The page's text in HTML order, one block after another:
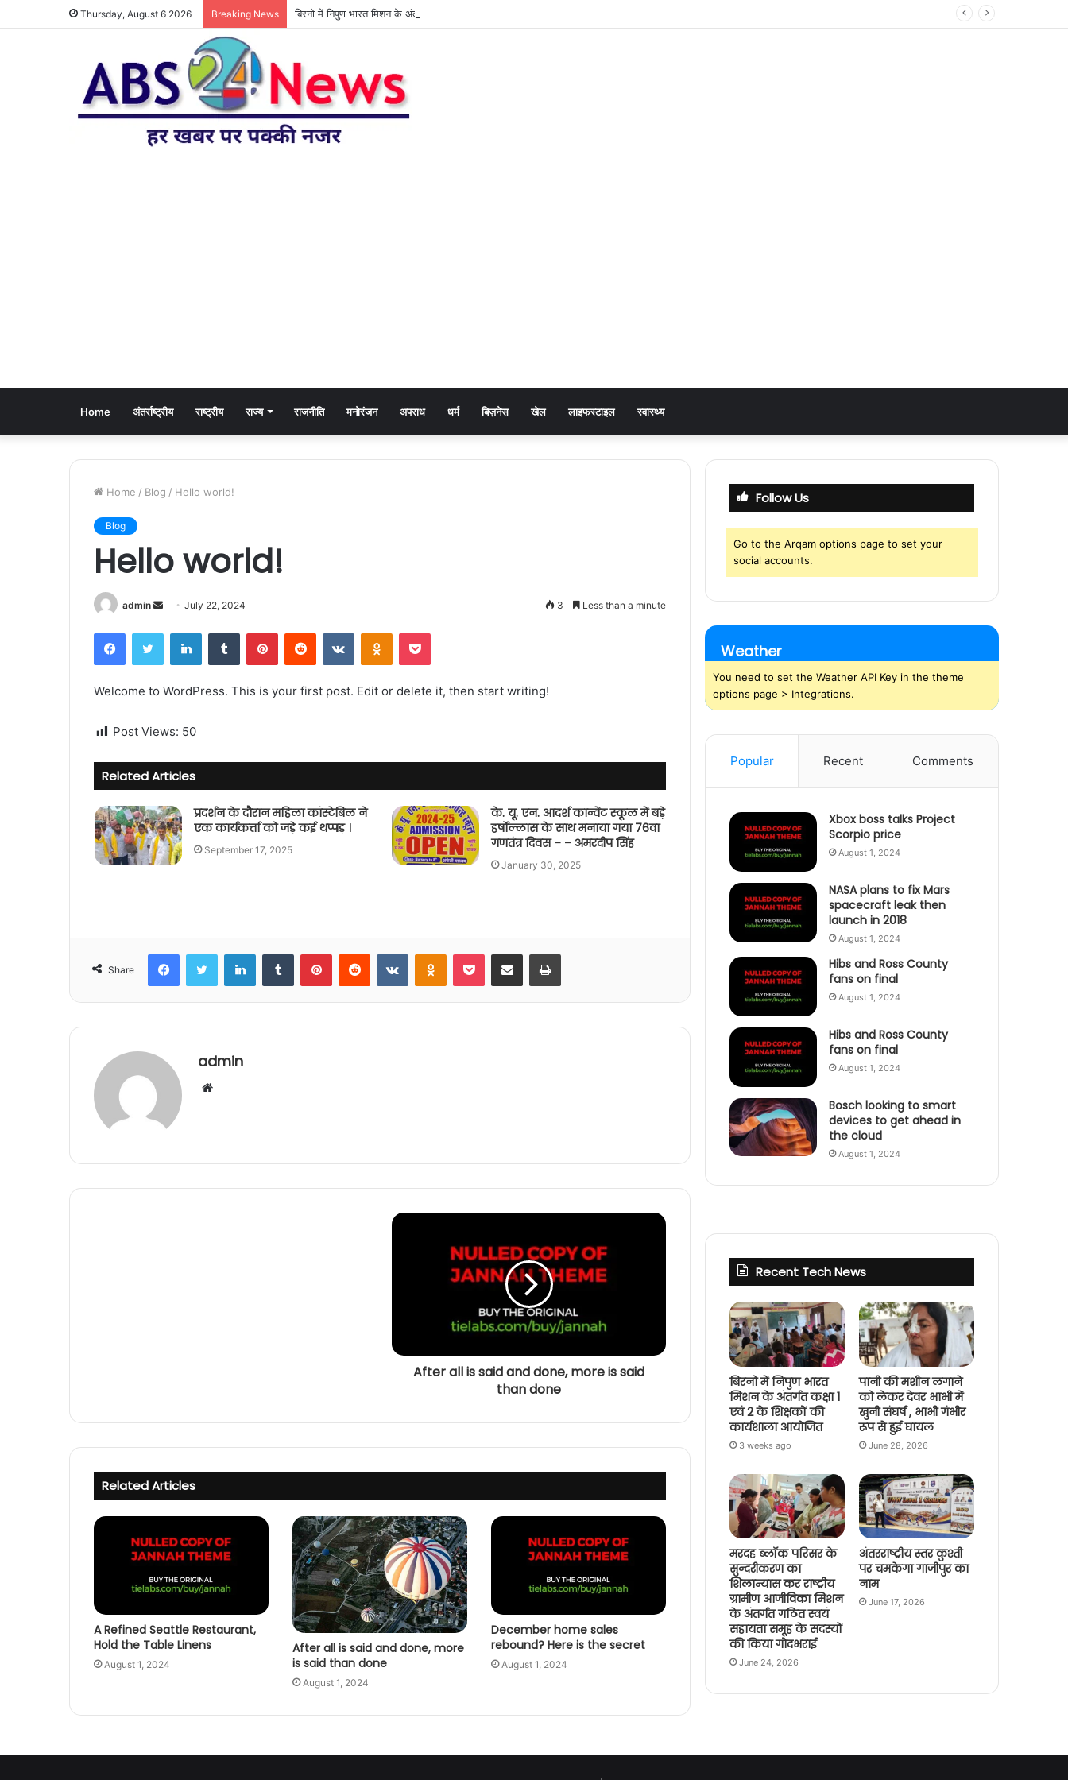
Thursday, August 6 2026 Breaking News बिरनो में निपुण भारत मिशन के अंतर्गत कक्षा 1 एवं 2 के शिक्षकों की कार्यशाला आयोजित
Home अंतर्राष्ट्रीय राष्ट्रीय राज्य राजनीति मनोरंजन अपराध धर्म बिज़नेस खेल लाइफस्टाइल स्वास्थ्य
Home / Blog / Hello world!
Blog
Hello world!
admin
Send
email
July 22, 2024 3 Less than a minute
FacebookTwitter LinkedInTumblr PinterestReddit VKontakteOdnoklassniki
Pocket
Welcome to WordPress. This is your first post. Edit or delete it, then start writing!
Post Views: 50
Related Articles
प्रदर्शन के दौरान महिला कांस्टेबिल ने
एक कार्यकर्त्ता को जड़े कई थप्पड़ ।
September 17, 2025
के. यू. एन. आदर्श कान्वेंट स्कूल में बड़े
हर्षोल्लास के साथ मनाया गया 76वा
गणतंत्र दिवस – – अमरदीप सिंह
January 30, 2025
Share
FacebookTwitter LinkedInTumblr PinterestReddit VKontakteOdnoklassniki
Pocket Share via Email Print
admin
Website
After all is said and done, more is said
than done
Related Articles
A Refined Seattle Restaurant,
Hold the Table Linens
August 1, 2024
After all is said and done, more
is said than done
August 1, 2024
December home sales
rebound? Here is the secret
August 1, 2024
Follow Us
Go to the Arqam options page to set your
social accounts.
Weather
You need to set the Weather API Key in the theme
options page > Integrations.
Popular Recent Comments
Xbox boss talks Project
Scorpio price
August 1, 2024
NASA plans to fix Mars
spacecraft leak then
launch in 2018
August 1, 2024
Hibs and Ross County
fans on final
August 1, 2024
Hibs and Ross County
fans on final
August 1, 2024
Bosch looking to smart
devices to get ahead in
the cloud
August 1, 2024
Recent Tech News
बिरनो में निपुण भारत
मिशन के अंतर्गत कक्षा 1
एवं 2 के शिक्षकों की
कार्यशाला आयोजित
3 weeks ago
पानी की मशीन लगाने
को लेकर देवर भाभी में
खुनी संघर्ष , भाभी गंभीर
रूप से हुई घायल
June 28, 2026
मरदह ब्लॉक परिसर के
सुन्दरीकरण का
शिलान्यास कर राष्ट्रीय
ग्रामीण आजीविका मिशन
के अंतर्गत गठित स्वयं
सहायता समूह के सदस्यों
की किया गोदभराई
June 24, 2026
अंतरराष्ट्रीय स्तर कुश्ती
पर चमकेगा गाजीपुर का
नाम
June 17, 2026